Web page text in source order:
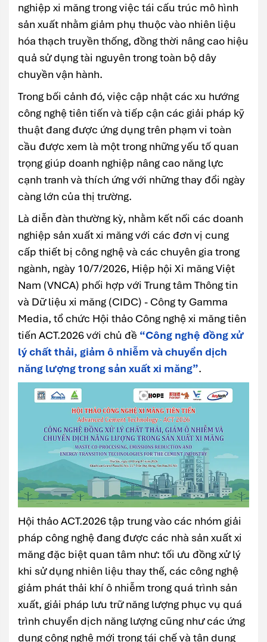
nghiệp xi măng trong việc tái cấu trúc mô hình
sản xuất nhằm giảm phụ thuộc vào nhiên liệu
hóa thạch truyền thống, đồng thời nâng cao hiệu
quả sử dụng tài nguyên trong toàn bộ dây
chuyền vận hành.
Trong bối cảnh đó, việc cập nhật các xu hướng
công nghệ tiên tiến và tiếp cận các giải pháp kỹ
thuật đang được ứng dụng trên phạm vi toàn
cầu được xem là một trong những yếu tố quan
trọng giúp doanh nghiệp nâng cao năng lực
cạnh tranh và thích ứng với những thay đổi ngày
càng lớn của thị trường.
Là diễn đàn thường kỳ, nhằm kết nối các doanh
nghiệp sản xuất xi măng với các đơn vị cung
cấp thiết bị công nghệ và các chuyên gia trong
ngành, ngày 10/7/2026, Hiệp hội Xi măng Việt
Nam (VNCA) phối hợp với Trung tâm Thông tin
và Dữ liệu xi măng (CIDC) - Công ty Gamma
Media, tổ chức Hội thảo Công nghệ xi măng tiên
tiến ACT.2026 với chủ đề “Công nghệ đồng xử
lý chất thải, giảm ô nhiễm và chuyển dịch
năng lượng trong sản xuất xi măng”.
Hội thảo ACT.2026 tập trung vào các nhóm giải
pháp công nghệ đang được các nhà sản xuất xi
măng đặc biệt quan tâm như: tối ưu đồng xử lý
khi sử dụng nhiên liệu thay thế, các công nghệ
giảm phát thải khí ô nhiễm trong quá trình sản
xuất, giải pháp lưu trữ năng lượng phục vụ quá
trình chuyển dịch năng lượng cũng như các ứng
dụng công nghệ mới trong tái chế và tận dụng